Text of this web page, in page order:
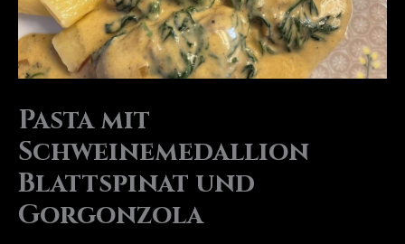
Pasta mit
Schweinemedallion
Blattspinat und
Gorgonzola